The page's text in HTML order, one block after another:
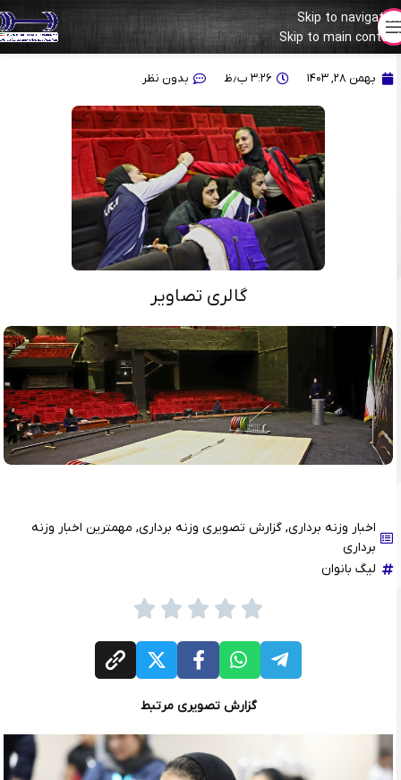
Skip to navigation
Skip to main content
گزارش تصویری از لیگ وزنه برداری بانوان
بهمن ۲۸, ۱۴۰۳ ۳:۲۶ ب٫ظ بدون نظر
گالری تصاویر
اخبار وزنه برداری, گزارش تصویری وزنه برداری, مهمترین اخبار وزنه
برداری
لیگ بانوان
گزارش تصویری مرتبط